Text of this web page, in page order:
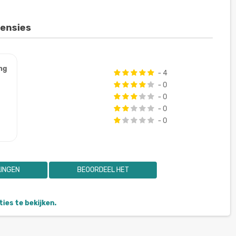
- 4
- 0
- 0
- 0
- 0
BEOORDEEL HET
te bekijken.